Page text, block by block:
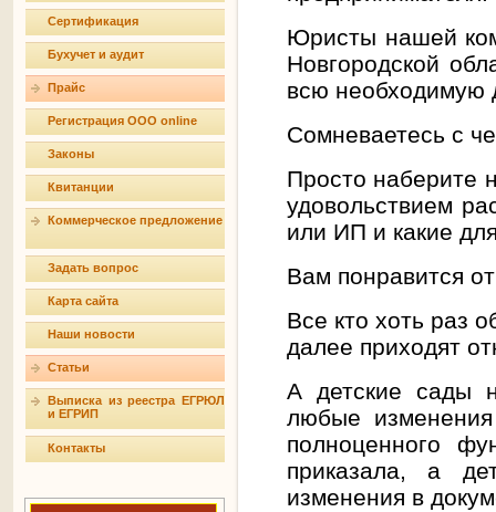
Юристы нашей
Новгородской
всю необходимую
Сомневаетесь с
Просто наберите
удовольствием
или ИП и какие
Вам понравится
Все кто хоть раз
далее приходят
А детские сады
любые
полноценного
приказала, а
изменения в
Сертификация
Бухучет и аудит
Прайс
Регистрация ООО online
Законы
Квитанции
Коммерческое предложение
Задать вопрос
Карта сайта
Наши новости
Статьи
Выписка из реестра ЕГРЮЛ
и ЕГРИП
Контакты